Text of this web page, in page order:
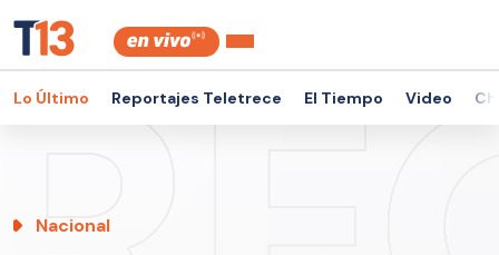
Lo Último Reportajes Teletrece El Tiempo Video
Nacional